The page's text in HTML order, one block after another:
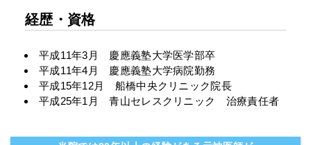
経歴・資格
平成11年3月 慶應義塾大学医学部卒
平成11年4月 慶應義塾大学病院勤務
平成15年12月 船橋中央クリニック院長
平成25年1月 青山セレスクリニック 治療責任者